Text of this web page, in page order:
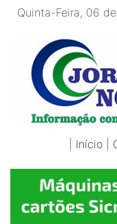
Quinta-Feira, 06
Início